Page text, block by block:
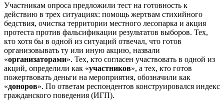
Участникам опроса предложили тест на готовность к
действию в трех ситуациях: помощь жертвам стихийного
бедствия, очистка территории местного лесопарка и акция
протеста против фальсификации результатов выборов. Тех,
кто хотя бы в одной из ситуаций отвечал, что готов
организовывать ту или иную акцию, назвали
«организаторами». Тех, кто согласен участвовать в одной из
акций, определили как «участников», а тех, кто готов
пожертвовать деньги на мероприятия, обозначили как
«доноров». По ответам респондентов конструировался индекс
гражданского поведения (ИГП).